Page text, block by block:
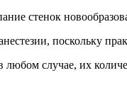
стенок
поскольку
случае, их